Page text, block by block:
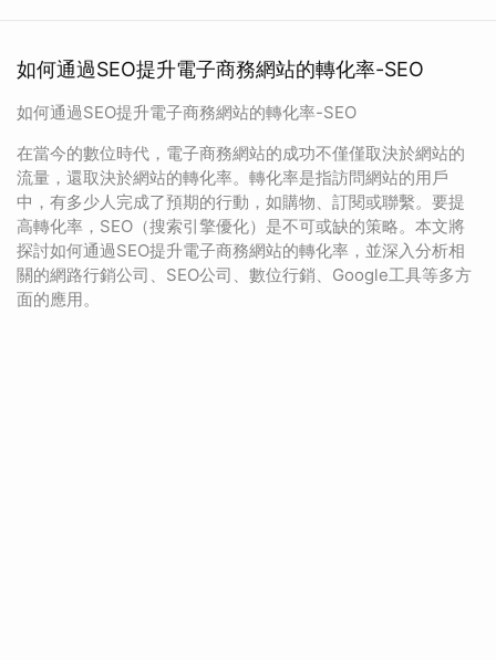
如何通過SEO提升電子商務網站的轉化率-SEO
如何通過SEO提升電子商務網站的轉化率-SEO
在當今的數位時代，電子商務網站的成功不僅僅取決於網站的
流量，還取決於網站的轉化率。轉化率是指訪問網站的用戶
中，有多少人完成了預期的行動，如購物、訂閱或聯繫。要提
高轉化率，SEO（搜索引擎優化）是不可或缺的策略。本文將
探討如何通過SEO提升電子商務網站的轉化率，並深入分析相
關的網路行銷公司、SEO公司、數位行銷、Google工具等多方
面的應用。